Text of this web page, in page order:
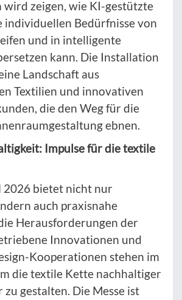
zeigen, wie KI-gestützte
individuellen Bedürfnisse von
und in intelligente
kann. Die Installation
Landschaft aus
Textilien und innovativen
die den Weg für die
ebnen.
Impulse für die textile
2026 bietet nicht nur
auch praxisnahe
Herausforderungen der
Innovationen und
Kooperationen stehen im
die textile Kette nachhaltiger
gestalten. Die Messe ist